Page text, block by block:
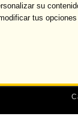
su
tus